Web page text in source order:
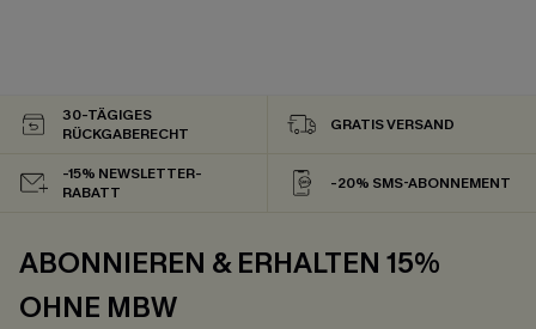
30-TÄGIGES
RÜCKGABERECHT
GRATIS VERSAND
-15% NEWSLETTER-
RABATT
-20% SMS-ABONNEMENT
ABONNIEREN & ERHALTEN 15%
OHNE MBW